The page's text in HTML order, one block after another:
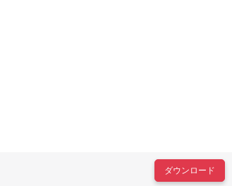
ダウンロード